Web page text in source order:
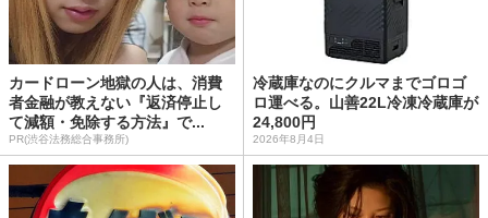
カードローン地獄の人は、消費
者金融が教えない『返済停止し
て減額・免除する方法』で...
PR(渋谷法務総合事務所)
冷蔵庫なのにクルマまでゴロゴ
ロ運べる。山善22L冷凍冷蔵庫が
24,800円
2026年8月4日